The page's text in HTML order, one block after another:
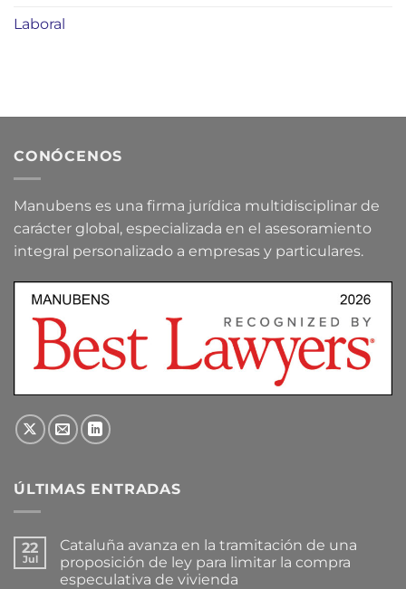
Laboral
CONÓCENOS
Manubens es una firma jurídica multidisciplinar de
carácter global, especializada en el asesoramiento
integral personalizado a empresas y particulares.
ÚLTIMAS ENTRADAS
22
Jul
Cataluña avanza en la tramitación de una
proposición de ley para limitar la compra
especulativa de vivienda